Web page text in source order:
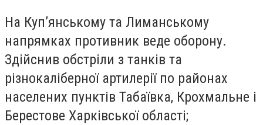
На Куп’янському та Лиманському
напрямках противник веде оборону.
Здійснив обстріли з танків та
різнокаліберної артилерії по районах
населених пунктів Табаївка, Крохмальне і
Берестове Харківської області;